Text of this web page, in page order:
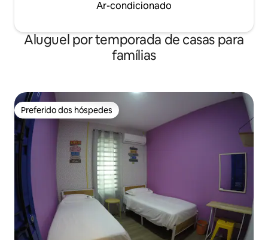
Ar-condicionado
Aluguel por temporada de casas para
famílias
Preferido dos hóspedes
Preferido dos hóspedes